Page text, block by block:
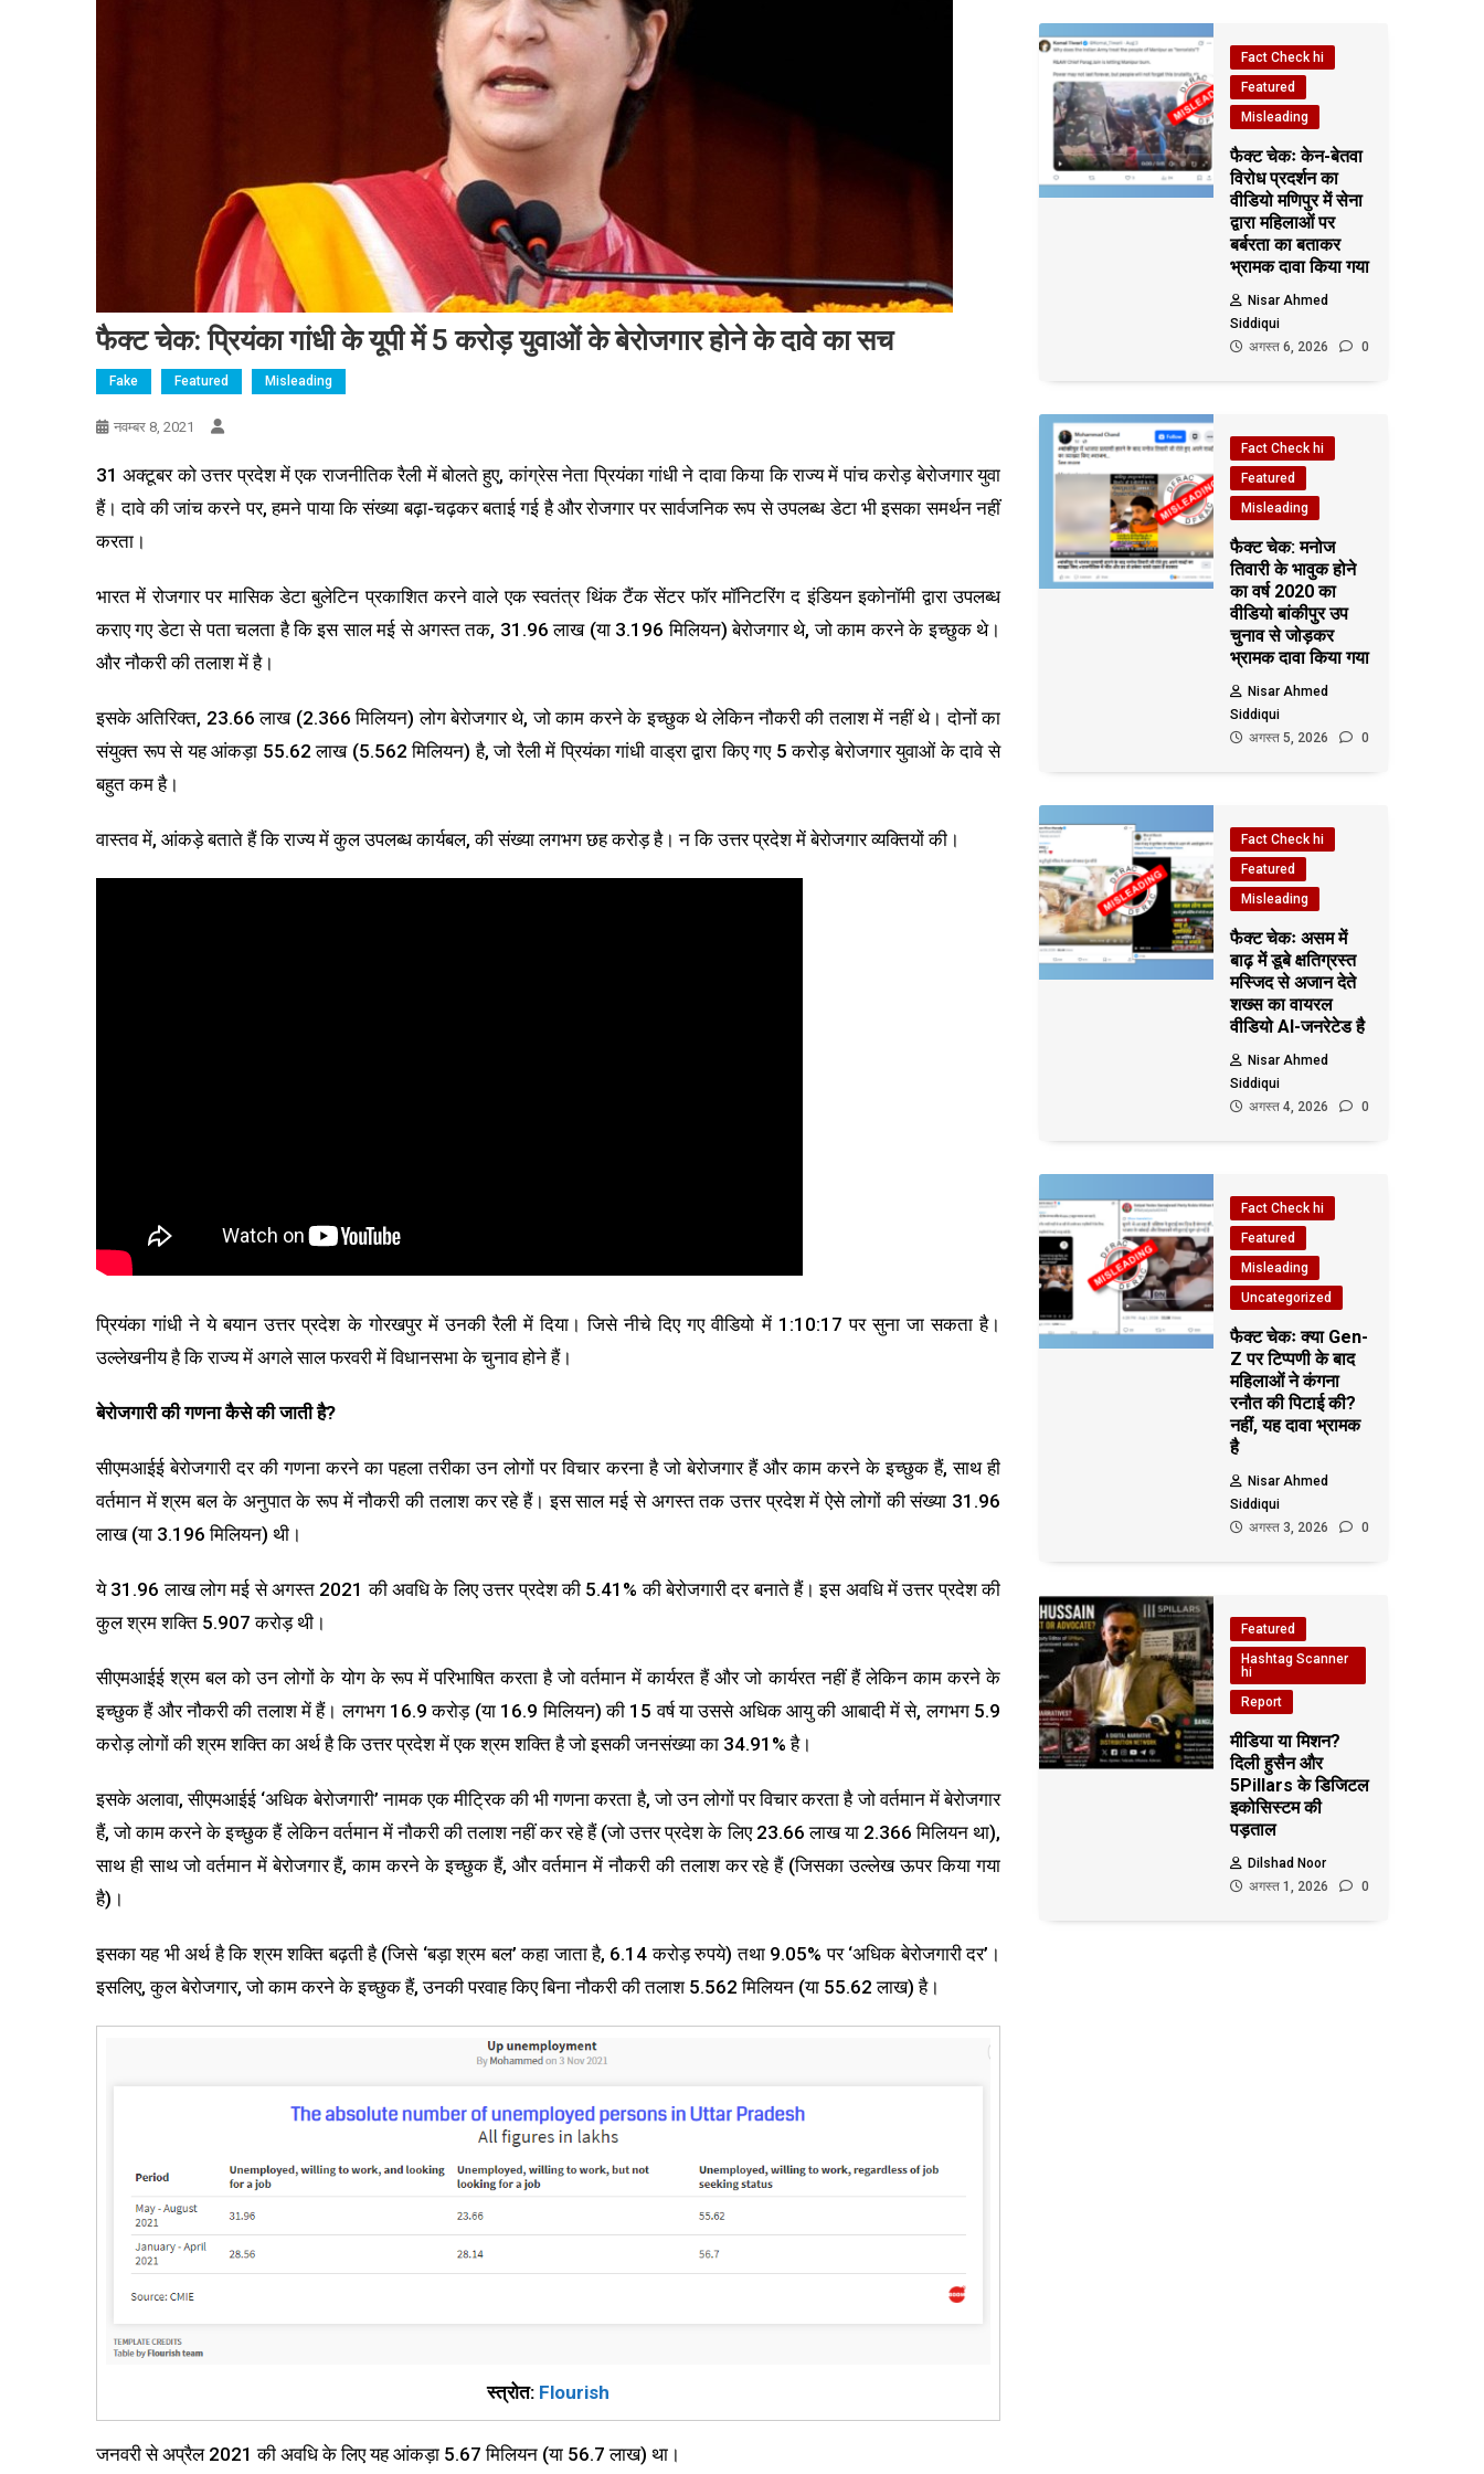
फैक्ट चेक: प्रियंका गांधी के यूपी में 5 करोड़ युवाओं के बेरोजगार होने के दावे का सच
Fake Featured Misleading
नवम्बर 8, 2021
31 अक्टूबर को उत्तर प्रदेश में एक राजनीतिक रैली में बोलते हुए, कांग्रेस नेता प्रियंका गांधी ने दावा किया कि राज्य में पांच करोड़ बेरोजगार युवा
हैं। दावे की जांच करने पर, हमने पाया कि संख्या बढ़ा-चढ़कर बताई गई है और रोजगार पर सार्वजनिक रूप से उपलब्ध डेटा भी इसका समर्थन नहीं
करता।
भारत में रोजगार पर मासिक डेटा बुलेटिन प्रकाशित करने वाले एक स्वतंत्र थिंक टैंक सेंटर फॉर मॉनिटरिंग द इंडियन इकोनॉमी द्वारा उपलब्ध
कराए गए डेटा से पता चलता है कि इस साल मई से अगस्त तक, 31.96 लाख (या 3.196 मिलियन) बेरोजगार थे, जो काम करने के इच्छुक थे।
और नौकरी की तलाश में है।
इसके अतिरिक्त, 23.66 लाख (2.366 मिलियन) लोग बेरोजगार थे, जो काम करने के इच्छुक थे लेकिन नौकरी की तलाश में नहीं थे। दोनों का
संयुक्त रूप से यह आंकड़ा 55.62 लाख (5.562 मिलियन) है, जो रैली में प्रियंका गांधी वाड्रा द्वारा किए गए 5 करोड़ बेरोजगार युवाओं के दावे से
बहुत कम है।
वास्तव में, आंकड़े बताते हैं कि राज्य में कुल उपलब्ध कार्यबल, की संख्या लगभग छह करोड़ है। न कि उत्तर प्रदेश में बेरोजगार व्यक्तियों की।
प्रियंका गांधी ने ये बयान उत्तर प्रदेश के गोरखपुर में उनकी रैली में दिया। जिसे नीचे दिए गए वीडियो में 1:10:17 पर सुना जा सकता है।
उल्लेखनीय है कि राज्य में अगले साल फरवरी में विधानसभा के चुनाव होने हैं।
बेरोजगारी की गणना कैसे की जाती है?
सीएमआईई बेरोजगारी दर की गणना करने का पहला तरीका उन लोगों पर विचार करना है जो बेरोजगार हैं और काम करने के इच्छुक हैं, साथ ही
वर्तमान में श्रम बल के अनुपात के रूप में नौकरी की तलाश कर रहे हैं। इस साल मई से अगस्त तक उत्तर प्रदेश में ऐसे लोगों की संख्या 31.96
लाख (या 3.196 मिलियन) थी।
ये 31.96 लाख लोग मई से अगस्त 2021 की अवधि के लिए उत्तर प्रदेश की 5.41% की बेरोजगारी दर बनाते हैं। इस अवधि में उत्तर प्रदेश की
कुल श्रम शक्ति 5.907 करोड़ थी।
सीएमआईई श्रम बल को उन लोगों के योग के रूप में परिभाषित करता है जो वर्तमान में कार्यरत हैं और जो कार्यरत नहीं हैं लेकिन काम करने के
इच्छुक हैं और नौकरी की तलाश में हैं। लगभग 16.9 करोड़ (या 16.9 मिलियन) की 15 वर्ष या उससे अधिक आयु की आबादी में से, लगभग 5.9
करोड़ लोगों की श्रम शक्ति का अर्थ है कि उत्तर प्रदेश में एक श्रम शक्ति है जो इसकी जनसंख्या का 34.91% है।
इसके अलावा, सीएमआईई ‘अधिक बेरोजगारी’ नामक एक मीट्रिक की भी गणना करता है, जो उन लोगों पर विचार करता है जो वर्तमान में बेरोजगार
हैं, जो काम करने के इच्छुक हैं लेकिन वर्तमान में नौकरी की तलाश नहीं कर रहे हैं (जो उत्तर प्रदेश के लिए 23.66 लाख या 2.366 मिलियन था),
साथ ही साथ जो वर्तमान में बेरोजगार हैं, काम करने के इच्छुक हैं, और वर्तमान में नौकरी की तलाश कर रहे हैं (जिसका उल्लेख ऊपर किया गया
है)।
इसका यह भी अर्थ है कि श्रम शक्ति बढ़ती है (जिसे ‘बड़ा श्रम बल’ कहा जाता है, 6.14 करोड़ रुपये) तथा 9.05% पर ‘अधिक बेरोजगारी दर’।
इसलिए, कुल बेरोजगार, जो काम करने के इच्छुक हैं, उनकी परवाह किए बिना नौकरी की तलाश 5.562 मिलियन (या 55.62 लाख) है।
स्त्रोत: Flourish
जनवरी से अप्रैल 2021 की अवधि के लिए यह आंकड़ा 5.67 मिलियन (या 56.7 लाख) था।
Fact Check hi
Featured
Misleading
फैक्ट चेकः केन-बेतवा
विरोध प्रदर्शन का
वीडियो मणिपुर में सेना
द्वारा महिलाओं पर
बर्बरता का बताकर
भ्रामक दावा किया गया
Nisar Ahmed
Siddiqui
अगस्त 6, 2026
0
Fact Check hi
Featured
Misleading
फैक्ट चेक: मनोज
तिवारी के भावुक होने
का वर्ष 2020 का
वीडियो बांकीपुर उप
चुनाव से जोड़कर
भ्रामक दावा किया गया
Nisar Ahmed
Siddiqui
अगस्त 5, 2026
0
Fact Check hi
Featured
Misleading
फैक्ट चेकः असम में
बाढ़ में डूबे क्षतिग्रस्त
मस्जिद से अजान देते
शख्स का वायरल
वीडियो AI-जनरेटेड है
Nisar Ahmed
Siddiqui
अगस्त 4, 2026
0
Fact Check hi
Featured
Misleading
Uncategorized
फैक्ट चेकः क्या Gen-
Z पर टिप्पणी के बाद
महिलाओं ने कंगना
रनौत की पिटाई की?
नहीं, यह दावा भ्रामक
है
Nisar Ahmed
Siddiqui
अगस्त 3, 2026
0
Featured
Hashtag Scanner
hi
Report
मीडिया या मिशन?
दिली हुसैन और
5Pillars के डिजिटल
इकोसिस्टम की
पड़ताल
Dilshad Noor
अगस्त 1, 2026
0